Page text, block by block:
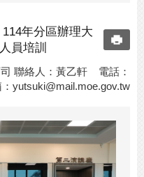
年分區辦理大
員培訓
聯絡人：黃乙軒 電話：
yutsuki@mail.moe.gov.tw